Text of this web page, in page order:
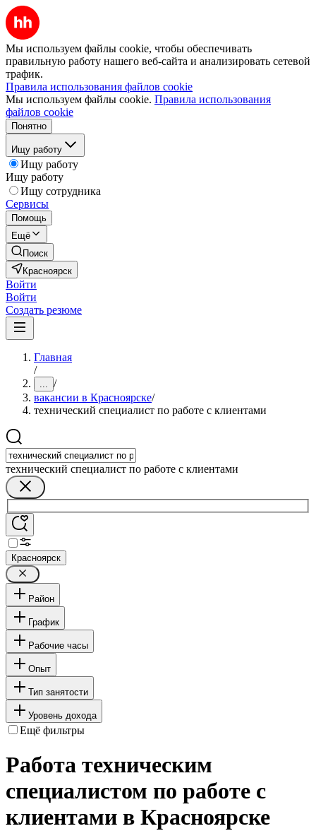
Мы используем файлы cookie, чтобы обеспечивать
правильную работу нашего веб-сайта и анализировать сетевой
трафик.
Правила использования файлов cookie
Мы используем файлы cookie. Правила использования
файлов cookie
Понятно
Ищу работу
Ищу работу
Ищу работу
Ищу сотрудника
Сервисы
Помощь
Ещё
Поиск
Красноярск
Войти
Войти
Создать резюме
Главная
/
... /
вакансии в Красноярске/
технический специалист по работе с клиентами
технический специалист по работе с клиентами
Красноярск
Район
График
Рабочие часы
Опыт
Тип занятости
Уровень дохода
Ещё фильтры
Работа техническим
специалистом по работе с
клиентами в Красноярске